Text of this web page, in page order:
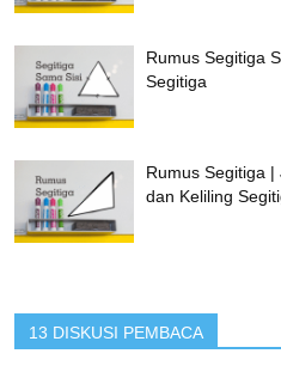
Rumus Segitiga
Segitiga
Rumus Segitiga
dan Keliling
13 DISKUSI PEMBACA